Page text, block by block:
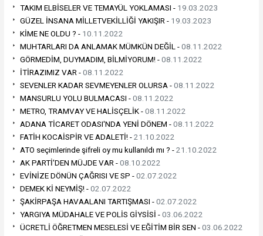
TAKIM ELBİSELER VE TEMAYÜL YOKLAMASI - 19.03.2023
GÜZEL İNSANA MİLLETVEKİLLİĞİ YAKIŞIR - 19.03.2023
KİME NE OLDU ? - 10.11.2022
MUHTARLARI DA ANLAMAK MÜMKÜN DEĞİL -08.11.2022
GÖRMEDİM, DUYMADIM, BİLMİYORUM! -08.11.2022
İTİRAZIMIZ VAR -08.11.2022
SEVENLER KADAR SEVMEYENLER OLURSA -08.11.2022
MANSURLU YOLU BULMACASI -08.11.2022
METRO, TRAMVAY VE HALİSÇELİK -08.11.2022
ADANA TİCARET ODASI'NDA YENİ DÖNEM -08.11.2022
FATİH KOCAİSPİR VE ADALETİ! -21.10.2022
ATO seçimlerinde şifreli oy mu kullanıldı mı ? -21.10.2022
AK PARTİ'DEN MÜJDE VAR -08.10.2022
EVİNİZE DÖNÜN ÇAĞRISI VE SP -02.07.2022
DEMEK Kİ NEYMİŞ! -02.07.2022
ŞAKİRPAŞA HAVAALANI TARTIŞMASI -02.07.2022
YARGIYA MÜDAHALE VE POLİS GİYSİSİ -03.06.2022
ÜCRETLİ ÖĞRETMEN MESELESİ VE EĞİTİM BİR SEN -03.06.2022